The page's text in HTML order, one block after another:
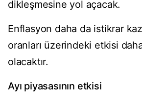
dikleşmesine yol açacak.
Enflasyon daha da istikrar
oranları üzerindeki etkisi
olacaktır.
Ayı piyasasının etkisi